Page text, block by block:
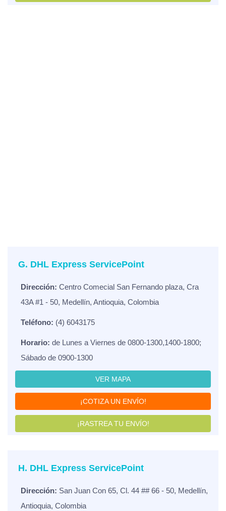
G. DHL Express ServicePoint
Dirección: Centro Comecial San Fernando plaza, Cra
43A #1 - 50, Medellín, Antioquia, Colombia
Teléfono: (4) 6043175
Horario: de Lunes a Viernes de 0800-1300,1400-1800;
Sábado de 0900-1300
VER MAPA
¡COTIZA UN ENVÍO!
¡RASTREA TU ENVÍO!
H. DHL Express ServicePoint
Dirección: San Juan Con 65, Cl. 44 ## 66 - 50, Medellín,
Antioquia, Colombia